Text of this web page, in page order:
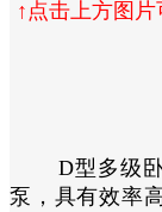
↑点击上方图片
D型多级卧
泵，具有效率